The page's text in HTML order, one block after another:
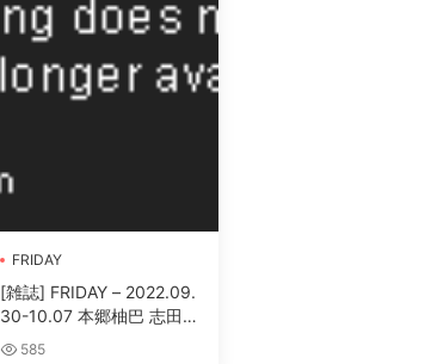
FRIDAY
[雑誌] FRIDAY – 2022.09.
30-10.07 本郷柚巴 志田
音々 大久保桜子 澄田綾乃
585